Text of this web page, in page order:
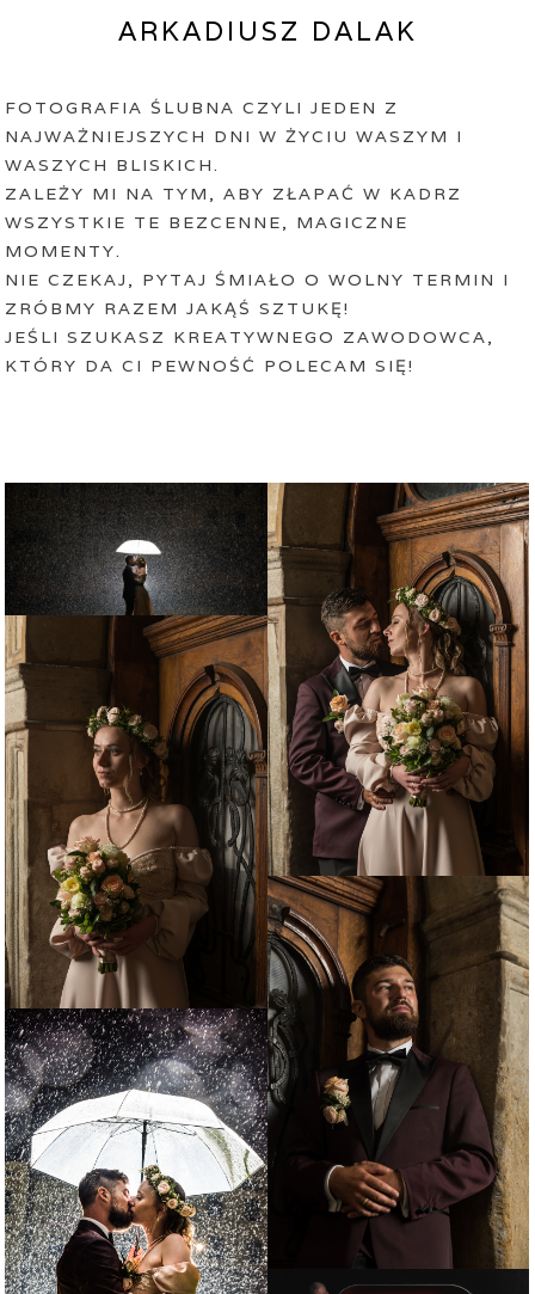
ARKADIUSZ DALAK
FOTOGRAFIA ŚLUBNA CZYLI JEDEN Z
NAJWAŻNIEJSZYCH DNI W ŻYCIU WASZYM I
WASZYCH BLISKICH.
ZALEŻY MI NA TYM, ABY ZŁAPAĆ W KADRZ
WSZYSTKIE TE BEZCENNE, MAGICZNE
MOMENTY.
NIE CZEKAJ, PYTAJ ŚMIAŁO O WOLNY TERMIN I
ZRÓBMY RAZEM JAKĄŚ SZTUKĘ!
JEŚLI SZUKASZ KREATYWNEGO ZAWODOWCA,
KTÓRY DA CI PEWNOŚĆ POLECAM SIĘ!